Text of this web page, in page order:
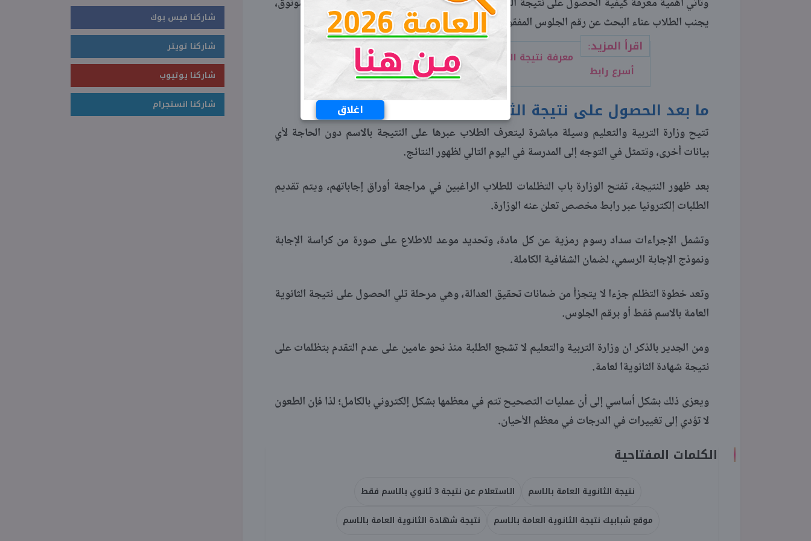
اغلاق
يجنب الطلاب عناء البحث عن رقم الجلوس المفقود.
اقرأ المزيد:
معرفة نتيجة الثانوية العامة برقم الجلوس 2025..
أسرع رابط
ما بعد الحصول على نتيجة الثانوية العامة
تتيح وزارة التربية والتعليم وسيلة مباشرة ليتعرف الطلاب عبرها على النتيجة بالاسم دون الحاجة لأي
بيانات أخرى، وتتمثل في التوجه إلى المدرسة في اليوم التالي لظهور النتائج.
بعد ظهور النتيجة، تفتح الوزارة باب التظلمات للطلاب الراغبين في مراجعة أوراق إجاباتهم، ويتم تقديم
الطلبات إلكترونيا عبر رابط مخصص تعلن عنه الوزارة.
وتشمل الإجراءات سداد رسوم رمزية عن كل مادة، وتحديد موعد للاطلاع على صورة من كراسة الإجابة
ونموذج الإجابة الرسمي، لضمان الشفافية الكاملة.
وتعد خطوة التظلم جزءا لا يتجزأ من ضمانات تحقيق العدالة، وهي مرحلة تلي الحصول على نتيجة الثانوية
العامة بالاسم فقط أو برقم الجلوس.
ومن الجدير بالذكر ان وزارة التربية والتعليم لا تشجع الطلبة منذ نحو عامين على عدم التقدم بتظلمات على
نتيجة شهادة الثانويةا لعامة.
ويعزى ذلك بشكل أساسي إلى أن عمليات التصحيح تتم في معظمها بشكل إلكتروني بالكامل؛ لذا فإن الطعون
لا تؤدي إلى تغييرات في الدرجات في معظم الأحيان.
الكلمات المفتاحية
نتيجة الثانوية العامة بالاسم
الاستعلام عن نتيجة 3 ثانوي بالاسم فقط
موقع شبابيك نتيجة الثانوية العامة بالاسم
نتيجة شهادة الثانوية العامة بالاسم
شاركنا فيس بوك
شاركنا تويتر
شاركنا يوتيوب
شاركنا انستجرام